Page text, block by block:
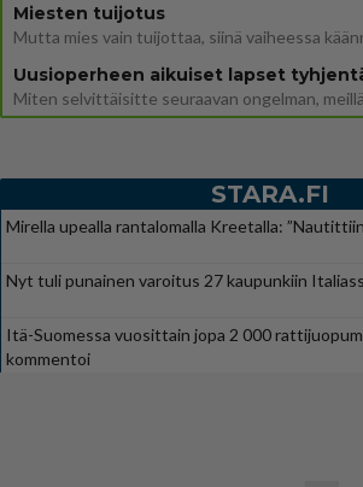
Miesten tuijotus
STARA.FI
Mirella upealla rantalomalla Kreetalla:
Nyt tuli punainen varoitus 27 kaupunkiin
Itä-Suomessa vuosittain jopa 2 000
kommentoi